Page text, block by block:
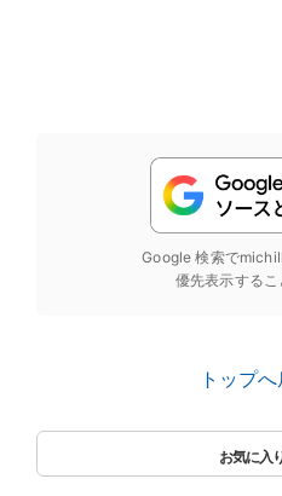
Google 検索で
優先表示する
トップ